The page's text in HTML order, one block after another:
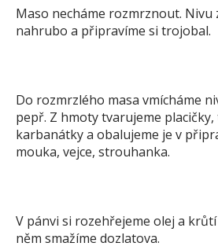
Maso necháme rozmrznout.
nahrubo a připravíme si trojobal.
Do rozmrzlého masa vmícháme
pepř. Z hmoty tvarujeme
karbanátky a obalujeme je v
mouka, vejce, strouhanka.
V pánvi si rozehřejeme olej a
něm smažíme dozlatova.